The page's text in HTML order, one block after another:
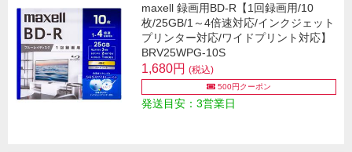
maxell 録画用BD-R【1回録画用/10
枚/25GB/1～4倍速対応/インクジェット
プリンター対応/ワイドプリント対応】
BRV25WPG-10S
1,680円 (税込)
500円クーポン
発送目安：3営業日